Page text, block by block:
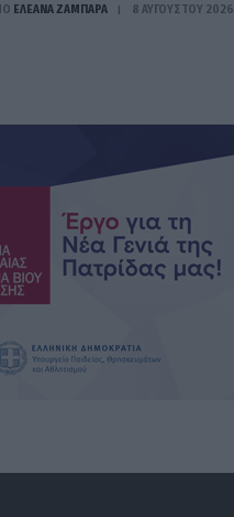
ΕΛΕΑΝΑ ΖΑΜΠΑΡΑ 8 ΑΥΓΟΎΣΤΟΥ 2026